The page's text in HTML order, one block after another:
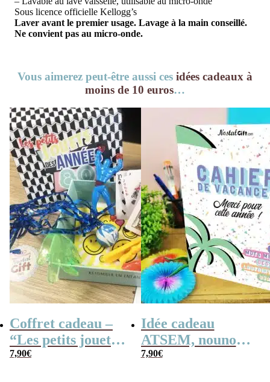
Sous licence officielle Kellogg’s
Laver avant le premier usage. Lavage à la main conseillé.
Ne convient pas au micro-onde.
Vous aimerez peut-être aussi ces idées cadeaux à
moins de 10 euros…
Coffret cadeau –
“Les petits jouets
des années 80”
7,90€
Idée cadeau
ATSEM, nounou –
Cahier de
7,90€